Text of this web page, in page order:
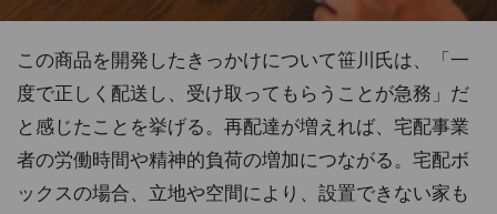
この商品を開発したきっかけについて笹川氏は、「一
度で正しく配送し、受け取ってもらうことが急務」だ
と感じたことを挙げる。再配達が増えれば、宅配事業
者の労働時間や精神的負荷の増加につながる。宅配ボ
ックスの場合、立地や空間により、設置できない家も